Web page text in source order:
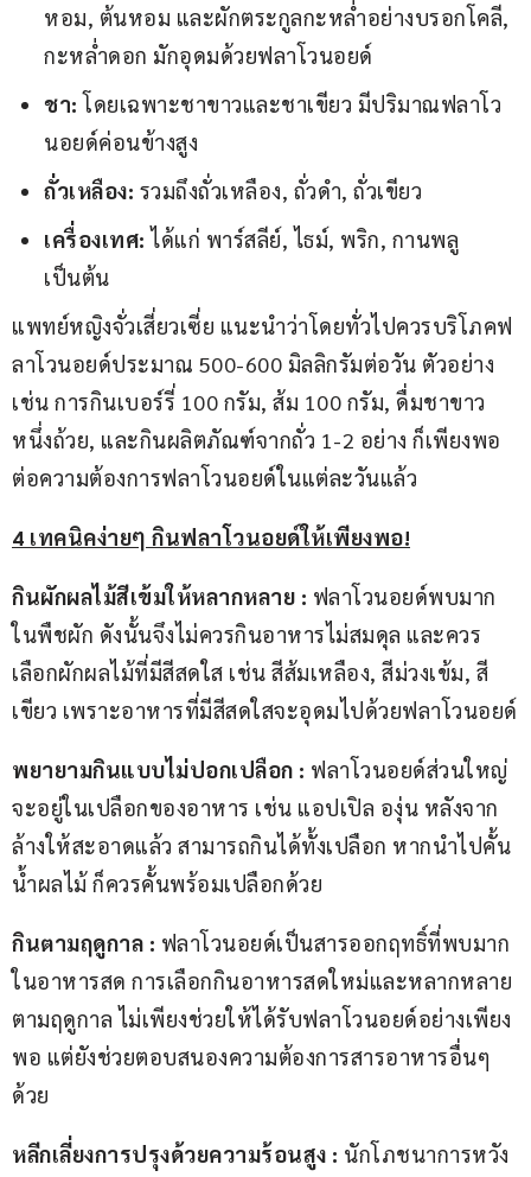
หอม, ต้นหอม และผักตระกูลกะหล่ำอย่างบรอกโคลี,
กะหล่ำดอก มักอุดมด้วยฟลาโวนอยด์
ชา:โดยเฉพาะชาขาวและชาเขียว มีปริมาณฟลาโว
นอยด์ค่อนข้างสูง
ถั่วเหลือง: รวมถึงถั่วเหลือง, ถั่วดำ, ถั่วเขียว
เครื่องเทศ: ได้แก่ พาร์สลีย์, ไธม์, พริก, กานพลู
เป็นต้น
แพทย์หญิงจั่วเสี่ยวเซี่ย แนะนำว่าโดยทั่วไปควรบริโภคฟ
ลาโวนอยด์ประมาณ 500-600 มิลลิกรัมต่อวัน ตัวอย่าง
เช่น การกินเบอร์รี่ 100 กรัม, ส้ม 100 กรัม, ดื่มชาขาว
หนึ่งถ้วย, และกินผลิตภัณฑ์จากถั่ว 1-2 อย่าง ก็เพียงพอ
ต่อความต้องการฟลาโวนอยด์ในแต่ละวันแล้ว
4 เทคนิคง่ายๆ กินฟลาโวนอยด์ให้เพียงพอ!
กินผักผลไม้สีเข้มให้หลากหลาย : ฟลาโวนอยด์พบมาก
ในพืชผัก ดังนั้นจึงไม่ควรกินอาหารไม่สมดุล และควร
เลือกผักผลไม้ที่มีสีสดใส เช่น สีส้มเหลือง, สีม่วงเข้ม, สี
เขียว เพราะอาหารที่มีสีสดใสจะอุดมไปด้วยฟลาโวนอยด์
พยายามกินแบบไม่ปอกเปลือก : ฟลาโวนอยด์ส่วนใหญ่
จะอยู่ในเปลือกของอาหาร เช่น แอปเปิล องุ่น หลังจาก
ล้างให้สะอาดแล้ว สามารถกินได้ทั้งเปลือก หากนำไปคั้น
น้ำผลไม้ ก็ควรคั้นพร้อมเปลือกด้วย
กินตามฤดูกาล : ฟลาโวนอยด์เป็นสารออกฤทธิ์ที่พบมาก
ในอาหารสด การเลือกกินอาหารสดใหม่และหลากหลาย
ตามฤดูกาล ไม่เพียงช่วยให้ได้รับฟลาโวนอยด์อย่างเพียง
พอ แต่ยังช่วยตอบสนองความต้องการสารอาหารอื่นๆ
ด้วย
หลีกเลี่ยงการปรุงด้วยความร้อนสูง : นักโภชนาการหวัง